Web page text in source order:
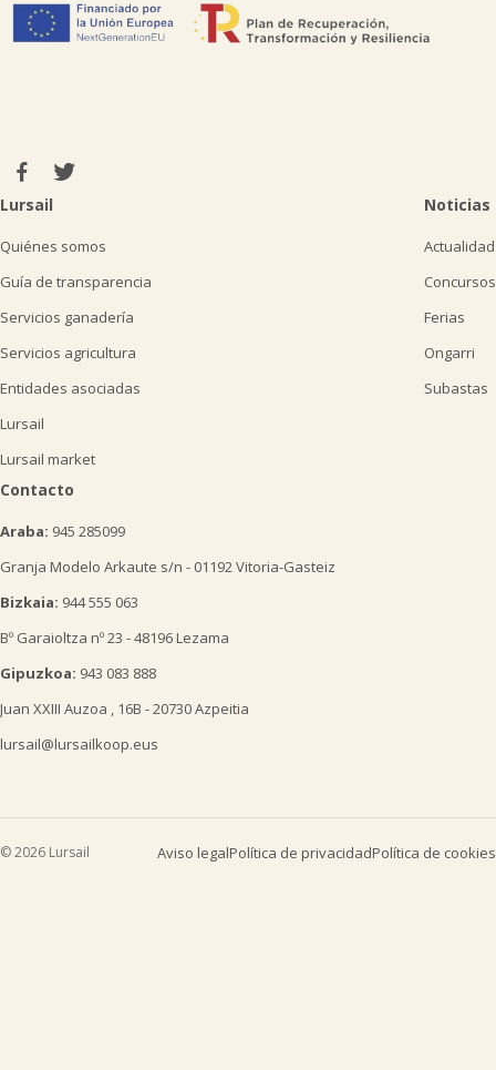
Lursail
Quiénes somos
Guía de transparencia
Servicios ganadería
Servicios agricultura
Entidades asociadas
Lursail
Lursail market
Noticias
Actualidad
Concursos
Ferias
Ongarri
Subastas
Contacto
Araba: 945 285099
Granja Modelo Arkaute s/n - 01192 Vitoria-Gasteiz
Bizkaia: 944 555 063
Bº Garaioltza nº 23 - 48196 Lezama
Gipuzkoa: 943 083 888
Juan XXIII Auzoa , 16B - 20730 Azpeitia
lursail@lursailkoop.eus
© 2026 Lursail Aviso legalPolítica de privacidadPolítica de cookies